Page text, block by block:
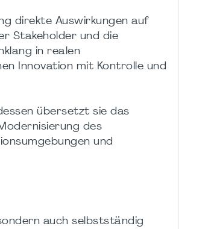
direkte Auswirkungen auf
Stakeholder und die
in realen
Innovation mit Kontrolle und
übersetzt sie das
des
und
auch selbstständig